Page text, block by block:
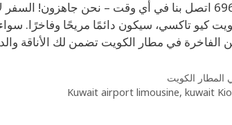
69694241 اتصل بنا في أي وقت – نحن
كيو تاكسي، سيكون دائمًا مريحًا وفاخرًا.
الفاخرة في مطار الكويت تضمن لك الأناقة
المطار الكويت
Kuwait airport limousine,kuwait